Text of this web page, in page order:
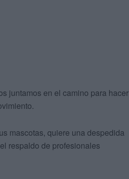
juntamos en el camino para hacer
mascotas, quiere una despedida
respaldo de profesionales